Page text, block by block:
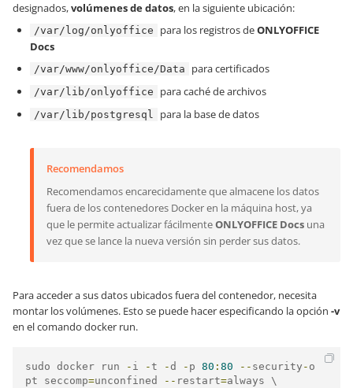
designados,volúmenes de datos, en la siguiente ubicación:
/var/log/onlyoffice para los registros deONLYOFFICE
Docs
/var/www/onlyoffice/Data para certificados
/var/lib/onlyoffice para caché de archivos
/var/lib/postgresql para la base de datos
Recomendamos
Recomendamos encarecidamente que almacene los datos
fuera de los contenedores Docker en la máquina host, ya
que le permite actualizar fácilmenteONLYOFFICE Docs una
vez que se lance la nueva versión sin perder sus datos.
Para acceder a sus datos ubicados fuera del contenedor, necesita
montar los volúmenes. Esto se puede hacer especificando la opción -v
en el comando docker run.
sudo docker run - i -t -d - p 80 : 80 -- security - o
pt seccomp=unconfined -- restart=always \